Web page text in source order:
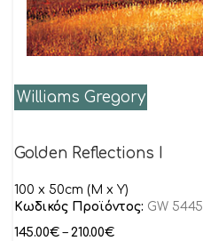
Williams Gregory
Golden Reflections I
100 x 50cm (M x Y)
Κωδικός Προϊόντος: GW 5445
145.00€ – 210.00€